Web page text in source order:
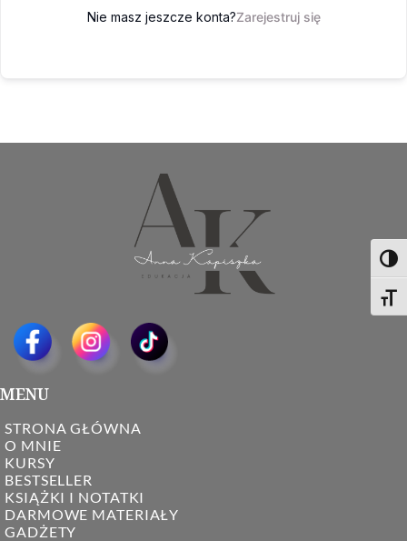
Nie masz jeszcze konta?Zarejestruj się
MENU
STRONA GŁÓWNA
O MNIE
KURSY
BESTSELLER
KSIĄŻKI I NOTATKI
DARMOWE MATERIAŁY
GADŻETY